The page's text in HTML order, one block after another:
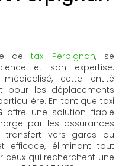
de taxi Perpignan, se
et son expertise.
cette entité
pour les déplacements
En tant que taxi
offre une solution fiable
par les assurances
transfert vers gares ou
efficace, éliminant tout
ceux qui recherchent une